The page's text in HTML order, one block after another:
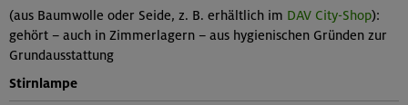
(aus Baumwolle oder Seide, z. B. erhältlich im DAV City-Shop):
gehört – auch in Zimmerlagern – aus hygienischen Gründen zur
Grundausstattung
Stirnlampe